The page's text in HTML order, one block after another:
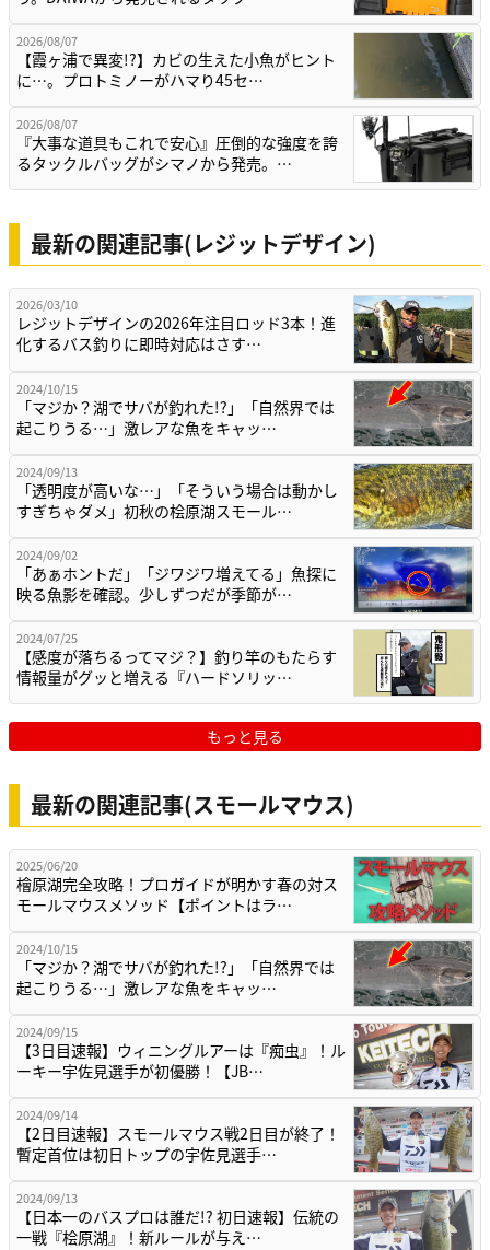
2026/08/07
【霞ヶ浦で異変!?】カビの生えた小魚がヒント
に…。プロトミノーがハマり45セ…
2026/08/07
『大事な道具もこれで安心』圧倒的な強度を誇
るタックルバッグがシマノから発売。…
最新の関連記事(レジットデザイン)
2026/03/10
レジットデザインの2026年注目ロッド3本！進
化するバス釣りに即時対応はさす…
2024/10/15
「マジか？湖でサバが釣れた!?」「自然界では
起こりうる…」激レアな魚をキャッ…
2024/09/13
「透明度が高いな…」「そういう場合は動かし
すぎちゃダメ」初秋の桧原湖スモール…
2024/09/02
「あぁホントだ」「ジワジワ増えてる」魚探に
映る魚影を確認。少しずつだが季節が…
2024/07/25
【感度が落ちるってマジ？】釣り竿のもたらす
情報量がグッと増える『ハードソリッ…
もっと見る
最新の関連記事(スモールマウス)
2025/06/20
檜原湖完全攻略！プロガイドが明かす春の対ス
モールマウスメソッド【ポイントはラ…
2024/10/15
「マジか？湖でサバが釣れた!?」「自然界では
起こりうる…」激レアな魚をキャッ…
2024/09/15
【3日目速報】ウィニングルアーは『痴虫』！ル
ーキー宇佐見選手が初優勝！【JB…
2024/09/14
【2日目速報】スモールマウス戦2日目が終了！
暫定首位は初日トップの宇佐見選手…
2024/09/13
【日本一のバスプロは誰だ!? 初日速報】伝統の
一戦『桧原湖』！新ルールが与え…